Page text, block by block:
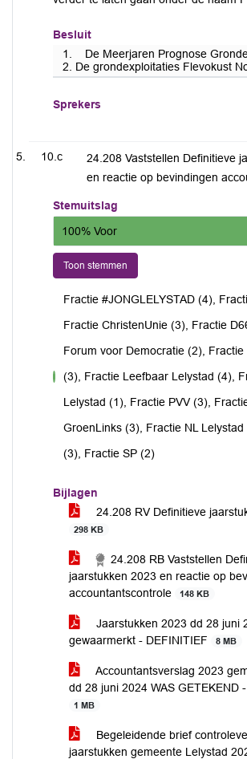
Besluit
1. De Meerjaren Prognose
2. De grondexploitaties Flevokust
Sprekers
10.c
24.208 Vaststellen Definitieve
en reactie op bevindingen
Stemuitslag
100% Voor
Toon stemmen
Fractie #JONGLELYSTAD (4),
Fractie ChristenUnie (3), Fractie
Forum voor Democratie (2), Fractie
(3), Fractie Leefbaar Lelystad (4),
Lelystad (1), Fractie PVV (3),
GroenLinks (3), Fractie NL
(3), Fractie SP (2)
Bijlagen
24.208 RV Definitieve
298 KB
24.208 RB Vaststellen
jaarstukken 2023 en reactie op
accountantscontrole
148 KB
Jaarstukken 2023 dd 28 juni
gewaarmerkt - DEFINITIEF
8 MB
Accountantsverslag 2023
dd 28 juni 2024 WAS GETEKEND
1 MB
Begeleidende brief
jaarstukken gemeente Lelystad